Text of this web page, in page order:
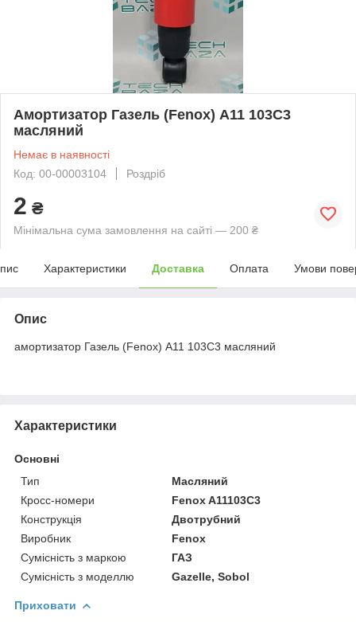
Амортизатор Газель (Fenox) А11 103С3
масляний
Немає в наявності
Код: 00-00003104
Роздріб
2 ₴
Мінімальна сума замовлення на сайті — 200 ₴
Характеристики Доставка Оплата Умови
Опис
амортизатор Газель (Fenox) А11 103С3 масляний
Характеристики
Основні
Тип
Масляний
Кросс-номери
Fenox A11103C3
Конструкція
Двотрубний
Виробник
Fenox
Сумісність з маркою
ГАЗ
Сумісність з моделлю
Gazelle, Sobol
Приховати